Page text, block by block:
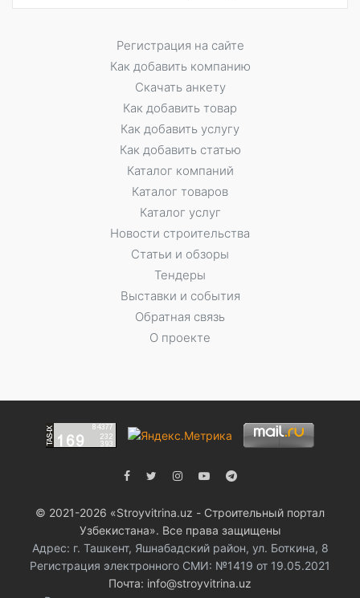
Регистрация на сайте
Как добавить компанию
Скачать анкету
Как добавить товар
Как добавить услугу
Как добавить статью
Каталог компаний
Каталог товаров
Каталог услуг
Новости строительства
Статьи и обзоры
Тендеры
Выставки и события
Обратная связь
О проекте
© 2021-2026 «Stroyvitrina.uz - Строительный портал
Узбекистана». Все права защищены
Адрес: г. Ташкент, Яшнабадский район, ул. Боткина, 8
Регистрация электронного СМИ: №1419 от 19.05.2021
Почта: info@stroyvitrina.uz